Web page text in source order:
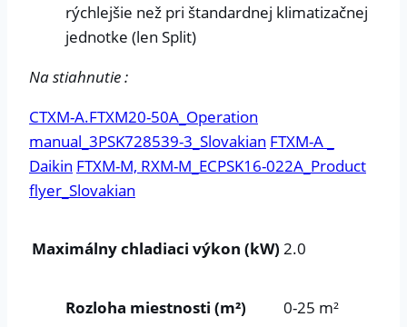
rýchlejšie než pri štandardnej klimatizačnej
jednotke (len Split)
Na stiahnutie :
CTXM-A.FTXM20-50A_Operation
manual_3PSK728539-3_Slovakian FTXM-A _
Daikin FTXM-M, RXM-M_ECPSK16-022A_Product
flyer_Slovakian
Maximálny chladiaci výkon (kW) 2.0
Rozloha miestnosti (m²) 0-25 m²